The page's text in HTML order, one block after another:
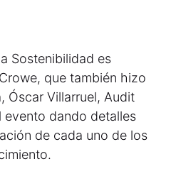
Sostenibilidad es
que también hizo
Óscar Villarruel, Audit
dando detalles
de cada uno de los